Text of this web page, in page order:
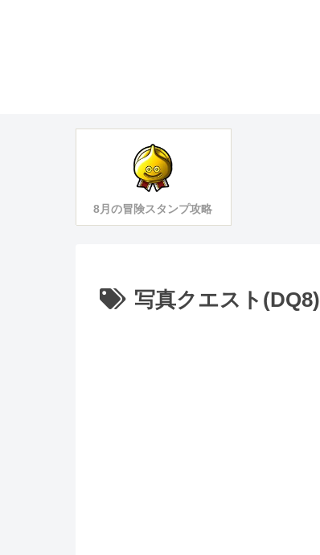
8月の冒険スタンプ攻略
写真クエスト(DQ8)